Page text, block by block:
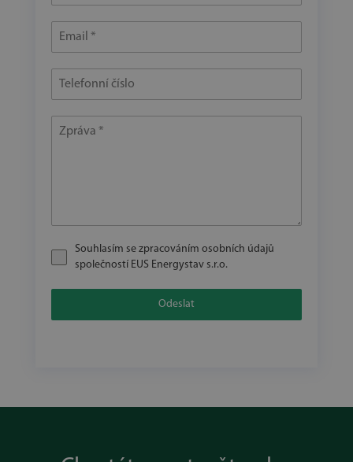
Souhlasím se zpracováním osobních údajů
společností EUS Energystav s.r.o.
Odeslat